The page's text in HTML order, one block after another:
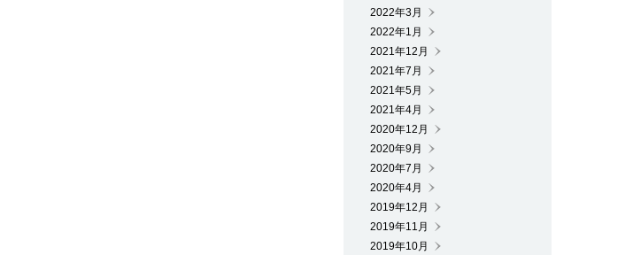
2022年3月
2022年1月
2021年12月
2021年7月
2021年5月
2021年4月
2020年12月
2020年9月
2020年7月
2020年4月
2019年12月
2019年11月
2019年10月